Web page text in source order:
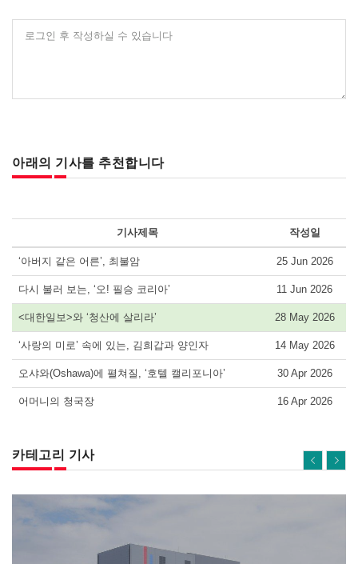
로그인 후 작성하실 수 있습니다
아래의 기사를 추천합니다
기사제목 작성일
‘아버지 같은 어른’, 최불암 25 Jun 2026
다시 불러 보는, ‘오! 필승 코리아’ 11 Jun 2026
<대한일보>와 ‘청산에 살리라’ 28 May 2026
‘사랑의 미로’ 속에 있는, 김희갑과 양인자 14 May 2026
오샤와(Oshawa)에 펼쳐질, ‘호텔 캘리포니아’ 30 Apr 2026
어머니의 청국장 16 Apr 2026
카테고리 기사